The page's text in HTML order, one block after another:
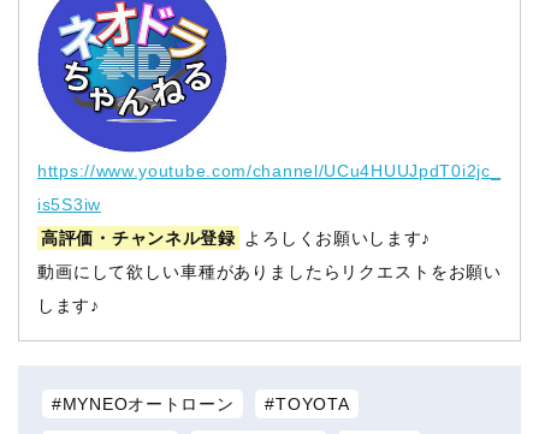
https://www.youtube.com/channel/UCu4HUUJpdT0i2jc_
is5S3iw
高評価・チャンネル登録
よろしくお願いします♪
動画にして欲しい車種がありましたらリクエストをお願い
します♪
MYNEOオートローン TOYOTA